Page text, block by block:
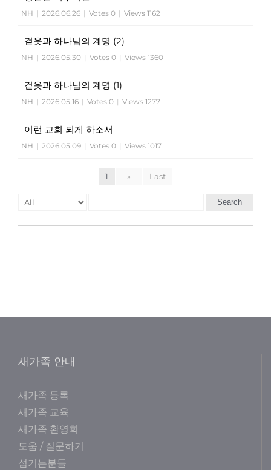
NH | 2026.06.26 | Votes 0 | Views 1162
겉옷과 하나님의 계명 (2)
NH | 2026.05.30 | Votes 0 | Views 1360
겉옷과 하나님의 계명 (1)
NH | 2026.05.16 | Votes 0 | Views 1277
이런 교회 되게 하소서
NH | 2026.05.09 | Votes 0 | Views 1017
1 » Last
Search
새가족 안내
새가족 등록
새가족 교육
새가족 환영회
도움 / 질문하기
섬기는분들